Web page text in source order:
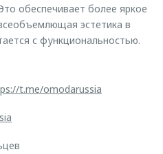
обеспечивает более яркое
эстетика в
с функциональностью.
t.me/omodarussia